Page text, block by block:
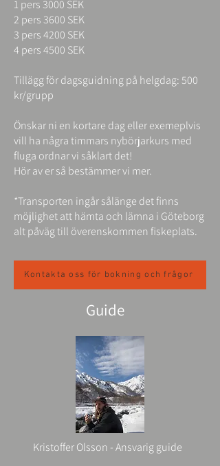
1 pers 3000 SEK
2 pers 3600 SEK
3 pers 4200 SEK
4 pers 4500 SEK
Tillägg för dagsguidning på helgdag: 500
kr/grupp
Önskar ni en kortare dag eller exemeplvis
vill ha några timmars nybörjarkurs med
fluga ordnar vi såklart det!
Hör av er så bestämmer vi mer.
*Transporten ingår sålänge det finns
möjlighet att hämta och lämna i Göteborg
alt påväg till överenskommen fiskeplats.
Kontakta oss för bokning och frågor
Guide
Kristoffer Olsson - Ansvarig guide